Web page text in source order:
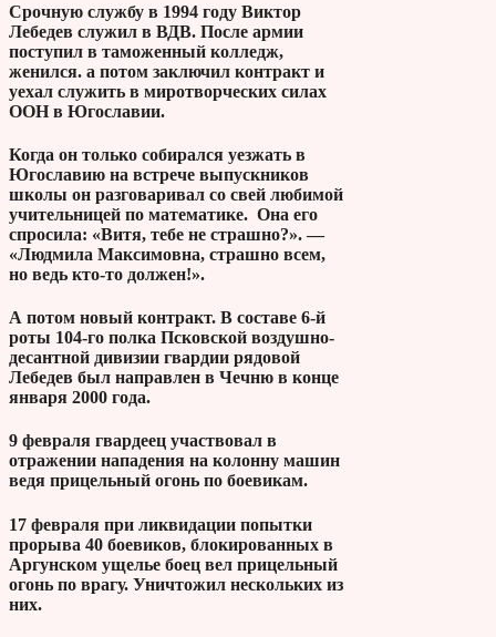
Срочную службу в 1994 году Виктор
Лебедев служил в ВДВ. После армии
поступил в таможенный колледж,
женился. а потом заключил контракт и
уехал служить в миротворческих силах
ООН в Югославии.
Когда он только собирался уезжать в
Югославию на встрече выпускников
школы он разговаривал со свей любимой
учительницей по математике. Она его
спросила: «Витя, тебе не страшно?». —
«Людмила Максимовна, страшно всем,
но ведь кто-то должен!».
А потом новый контракт. В составе 6-й
роты 104-го полка Псковской воздушно-
десантной дивизии гвардии рядовой
Лебедев был направлен в Чечню в конце
января 2000 года.
9 февраля гвардеец участвовал в
отражении нападения на колонну машин
ведя прицельный огонь по боевикам.
17 февраля при ликвидации попытки
прорыва 40 боевиков, блокированных в
Аргунском ущелье боец вел прицельный
огонь по врагу. Уничтожил нескольких из
них.